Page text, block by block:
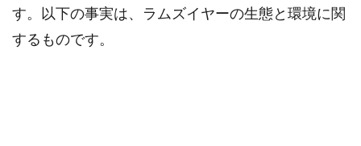
す。以下の事実は、ラムズイヤーの生態と環境に関
するものです。